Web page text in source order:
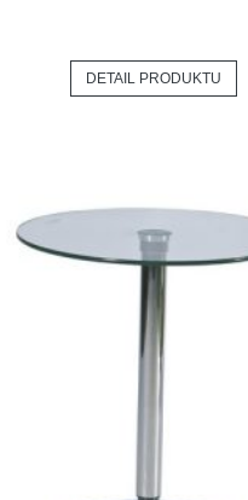
DETAIL PRODUKTU